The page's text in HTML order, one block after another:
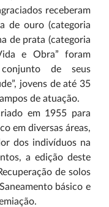
receberam
de ouro (categoria
de prata (categoria
e Obra” foram
de seus
jovens de até 35
de atuação.
em 1955 para
em diversas áreas,
dos indivíduos na
a edição deste
de solos
básico e